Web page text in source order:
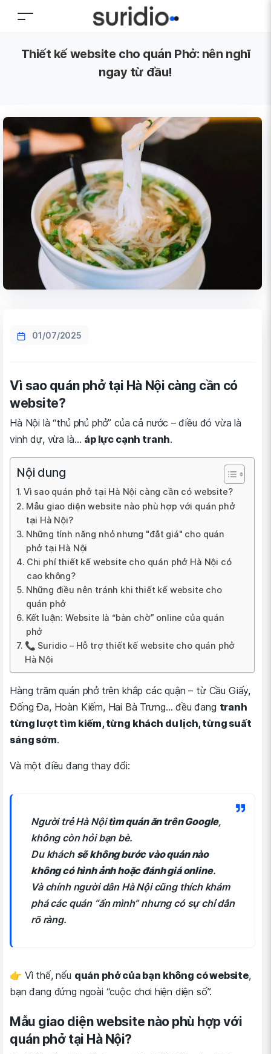
Thiết kế website cho quán Phở: nên nghĩ
ngay từ đầu!
01/07/2025
Vì sao quán phở tại Hà Nội càng cần có
website?
Hà Nội là “thủ phủ phở” của cả nước – điều đó vừa là
vinh dự, vừa là… áp lực cạnh tranh.
Nội dung
Vì sao quán phở tại Hà Nội càng cần có website?
Mẫu giao diện website nào phù hợp với quán phở
tại Hà Nội?
Những tính năng nhỏ nhưng "đắt giá" cho quán
phở tại Hà Nội
Chi phí thiết kế website cho quán phở Hà Nội có
cao không?
Những điều nên tránh khi thiết kế website cho
quán phở
Kết luận: Website là “bàn chờ” online của quán
phở
📞 Suridio – Hỗ trợ thiết kế website cho quán phở
Hà Nội
Hàng trăm quán phở trên khắp các quận – từ Cầu Giấy,
Đống Đa, Hoàn Kiếm, Hai Bà Trưng… đều đang tranh
từng lượt tìm kiếm, từng khách du lịch, từng suất
sáng sớm.
Và một điều đang thay đổi:
Người trẻ Hà Nộitìm quán ăn trên Google,
không còn hỏi bạn bè.
Du khách sẽ không bước vào quán nào
không có hình ảnh hoặc đánh giá online.
Và chính người dân Hà Nội cũng thích khám
phá các quán “ẩn mình” nhưng có sự chỉ dẫn
rõ ràng.
👉 Vì thế, nếu quán phở của bạn không có website,
bạn đang đứng ngoài “cuộc chơi hiện diện số”.
Mẫu giao diện website nào phù hợp với
quán phở tại Hà Nội?